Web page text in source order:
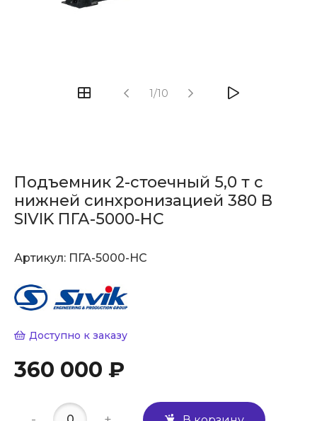
1/10
Подъемник 2-стоечный 5,0 т с
нижней синхронизацией 380 В
SIVIK ПГА-5000-НС
Артикул: ПГА-5000-НС
Доступно к заказу
360 000 ₽